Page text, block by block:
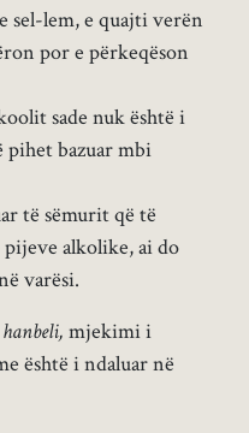
sel-lem, e quajti verën
por e përkeqëson
sade nuk është i
pihet bazuar mbi
të sëmurit që të
alkolike, ai do
varësi.
hanbeli, mjekimi i
është i ndaluar në